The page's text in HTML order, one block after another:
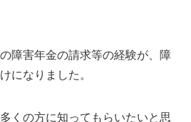
障害年金の請求等の経験が、障
になりました。
くの方に知ってもらいたいと思